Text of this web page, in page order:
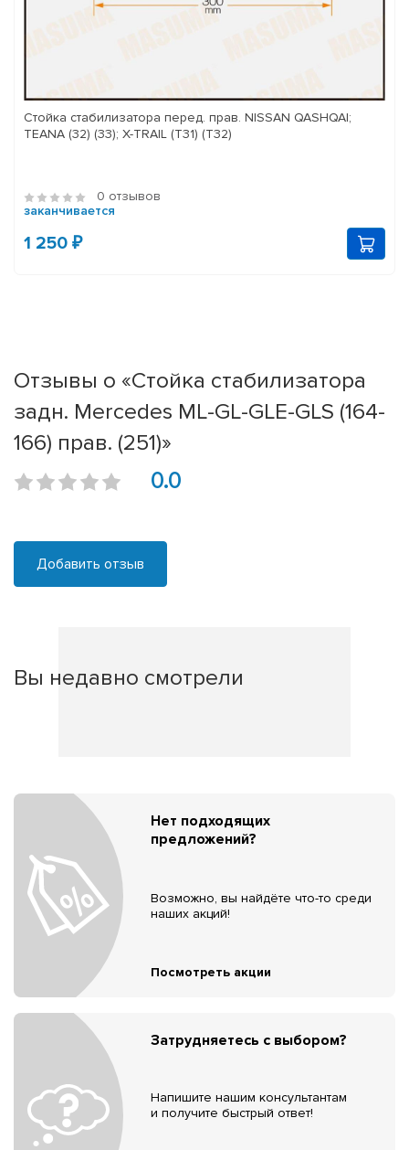
Стойка стабилизатора перед. прав. NISSAN QASHQAI;
TEANA (32) (33); X-TRAIL (T31) (T32)
0 отзывов
заканчивается
1 250 ₽
Отзывы о «Стойка стабилизатора
задн. Mercedes ML-GL-GLE-GLS (164-
166) прав. (251)»
0.0
Добавить отзыв
Вы недавно смотрели
Нет подходящих
предложений?
Возможно, вы найдёте что-то среди
наших акций!
Посмотреть акции
Затрудняетесь с выбором?
Напишите нашим консультантам
и получите быстрый ответ!